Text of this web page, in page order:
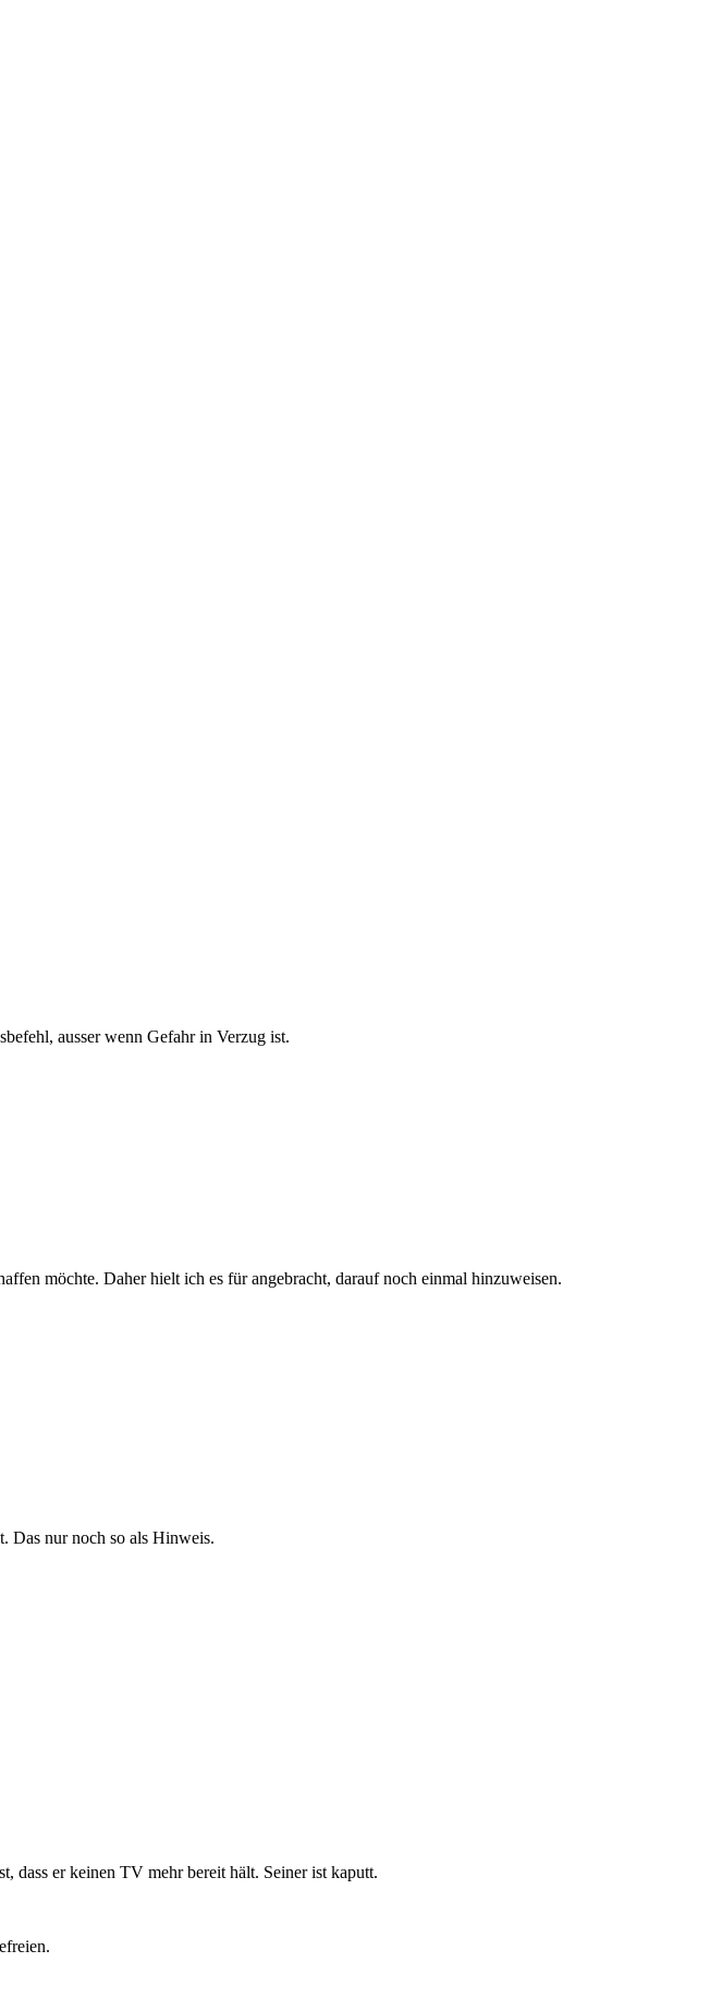
ausser wenn Gefahr in Verzug ist.
möchte. Daher hielt ich es für angebracht, darauf noch einmal hinzuweisen.
Das nur noch so als Hinweis.
dass er keinen TV mehr bereit hält. Seiner ist kaputt.